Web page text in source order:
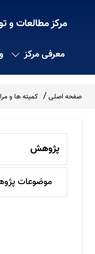
مرکز مطالعات و
معرفی مرکز
صفحه اصلی کمیته ها و
پژوهش
موضوعات